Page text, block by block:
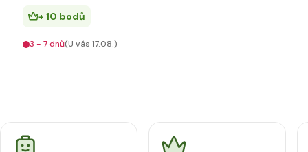
+ 10 bodů
3 - 7 dnů(U vás 17.08.)